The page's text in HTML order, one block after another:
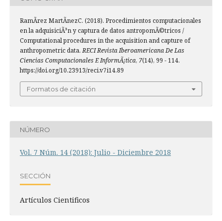
RamÃ­rez MartÃ­nezC. (2018). Procedimientos computacionales
en la adquisiciÃ³n y captura de datos antropomÃ©tricos /
Computational procedures in the acquisition and capture of
anthropometric data.RECI Revista Iberoamericana De Las
Ciencias Computacionales E InformÃ¡tica, 7(14), 99 - 114.
https://doi.org/10.23913/reci.v7i14.89
Formatos de citación
NÚMERO
Vol. 7 Núm. 14 (2018): Julio - Diciembre 2018
SECCIÓN
Artículos Cientificos